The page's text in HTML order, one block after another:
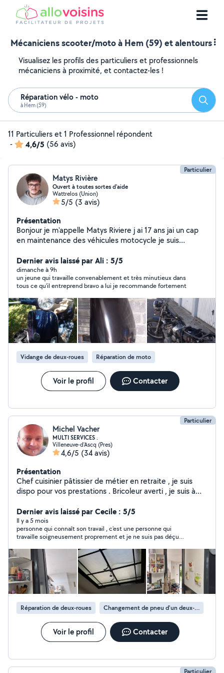
Mécaniciens scooter/moto à Hem (59) et alentours
Visualisez les profils des particuliers et professionnels
mécaniciens à proximité, et contactez-les !
Réparation vélo - moto
à Hem (59)
11 Particuliers et 1 Professionnel répondent
-
4,6/5 (56 avis)
Particulier
Matys Rivière
Ouvert à toutes sortes d'aide
Wattrelos (Union)
5/5 (3 avis)
Présentation
Bonjour je m'appelle Matys Riviere j ai 17 ans jai un cap
en maintenance des véhicules motocycle je suis
même filière et je peux vous aider pour plusieurs choses
comme tout se qui et jardinage ou encore pour des
déménagements ou entretien sur moto ou vélo comme
vidange plus changement de filtre nettoyage carbu
changement de pièce changement plaquette de frein
ect ect... Je fais tous sa contre un petit billet pour
financer ma mobylette et mon bsr je suis dispo le
weekend le mercredi aprem et le vendredi n'hésitez pas
a me contacter pour plus d'informations.
Dernier avis laissé par Ali : 5/5
dimanche à 9h
un jeune qui travaille convenablement et très minutieux dans
tous ce qu'il entreprend bravo a lui je recommande fortement
Vidange de deux-roues Réparation de moto
Voir le profil Contacter
Particulier
Michel Vacher
MULTI SERVICES .
Villeneuve-d'Ascq (Pres)
4,6/5 (34 avis)
Présentation
Chef cuisinier pâtissier de métier en retraite , je suis
dispo pour vos prestations . Bricoleur averti , je suis à
placard , construction de dressing , réparation de votre
cyclo , je peux également vous dépanner en électricité,
plomberie, papier peints , placo, peintures, enduits,
menuiserie, jardin et même le montage et l'entretien de
votre piscine . Bien outillé je suis a votre disposition a
moindre cout ...
Dernier avis laissé par Cecile : 5/5
Il y a 5 mois
personne qui connaît son travail , c'est une personne qui
travaille soigneusement proprement et je ne suis pas déçu
d'une personne qui est sur allô voisin je recommande vraiment
Michel
Réparation de deux-roues Changement de pneu d'un deux-roues
Voir le profil Contacter
Particulier